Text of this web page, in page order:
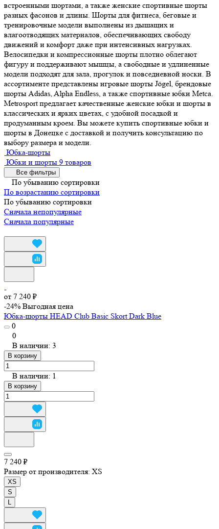
встроенными шортами, а также женские спортивные шорты
разных фасонов и длины. Шорты для фитнеса, беговые и
тренировочные модели выполнены из дышащих и
влагоотводящих материалов, обеспечивающих свободу
движений и комфорт даже при интенсивных нагрузках.
Велосипедки и компрессионные шорты плотно облегают
фигуру и поддерживают мышцы, а свободные и удлиненные
модели подходят для зала, прогулок и повседневной носки. В
ассортименте представлены игровые шорты Jögel, брендовые
шорты Adidas, Alpha Endless, а также спортивные юбки Metca.
Metrosport предлагает качественные женские юбки и шорты в
классических и ярких цветах, с удобной посадкой и
продуманным кроем. Вы можете купить спортивные юбки и
шорты в Донецке с доставкой и получить консультацию по
выбору размера и модели.
Юбка-шорты
Юбки и шорты 9 товаров
Все фильтры
По убыванию сортировки
По возрастанию сортировки
По убыванию сортировки
Сначала непопулярные
Сначала популярные
от 7 240 ₽
-24% Выгодная цена
Юбка-шорты HEAD Club Basic Skort Dark Blue
0
0
В наличии: 3
В корзину
В наличии: 1
В корзину
7 240 ₽
Размер от производителя: XS
XS
S